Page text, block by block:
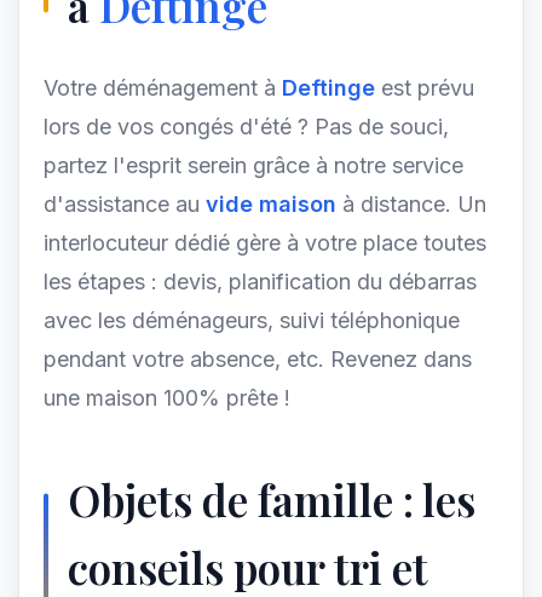
Votre déménagement à Deftinge est prévu
lors de vos congés d'été ? Pas de souci,
partez l'esprit serein grâce à notre service
d'assistance au vide maison à distance. Un
interlocuteur dédié gère à votre place toutes
les étapes : devis, planification du débarras
avec les déménageurs, suivi téléphonique
pendant votre absence, etc. Revenez dans
une maison 100% prête !
Objets de famille : les
conseils pour tri et